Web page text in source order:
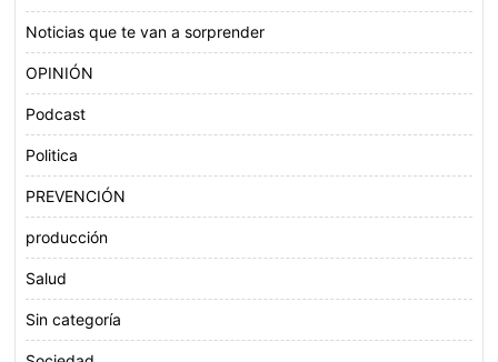
Noticias que te van a sorprender
OPINIÓN
Podcast
Politica
PREVENCIÓN
producción
Salud
Sin categoría